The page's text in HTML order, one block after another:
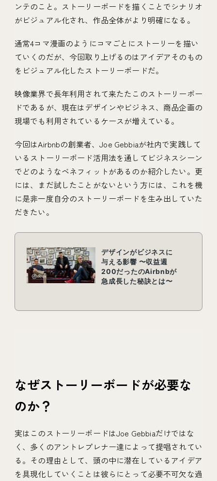
ンテのこと。ストーリーボードを描くことでシナリオ
がビジュアル化され、作品全体がより明確になる。
通常4コマ漫画のようにコマごとにストーリーを描い
ていくのだが、今回取り上げるのはアイデアそのもの
をビジュアル化したストーリーボードだ。
映像業界で長年利用されて来たたこのストーリーボー
ドであるが、現在はデザインやビジネス、商品企画の
現場でも利用されているケースが増えている。
今回はAirbnbの創業者、Joe Gebbiaが社内で実践して
いるストーリーボード活用法を通してビジネスシーン
でどのようなベネフィットがあるのか紹介したい。更
には、まだ試したことがないという方には、これを機
に是非一度自分のストーリーボードを生み出していた
だきたい。
なぜストーリーボードが必要な
のか？
実はこのストーリーボードはJoe Gebbiaだけではな
く、多くのアントレプレナー達によって提唱されてい
る。その理由として、頭の中に潜在しているアイデア
を具現化していくことは彼らにとって必要不可欠な過